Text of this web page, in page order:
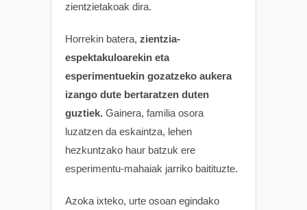
zientzietakoak dira.
Horrekin batera, zientzia-
espektakuloarekin eta
esperimentuekin gozatzeko aukera
izango dute bertaratzen duten
guztiek. Gainera, familia osora
luzatzen da eskaintza, lehen
hezkuntzako haur batzuk ere
esperimentu-mahaiak jarriko baitituzte.
Azoka ixteko, urte osoan egindako